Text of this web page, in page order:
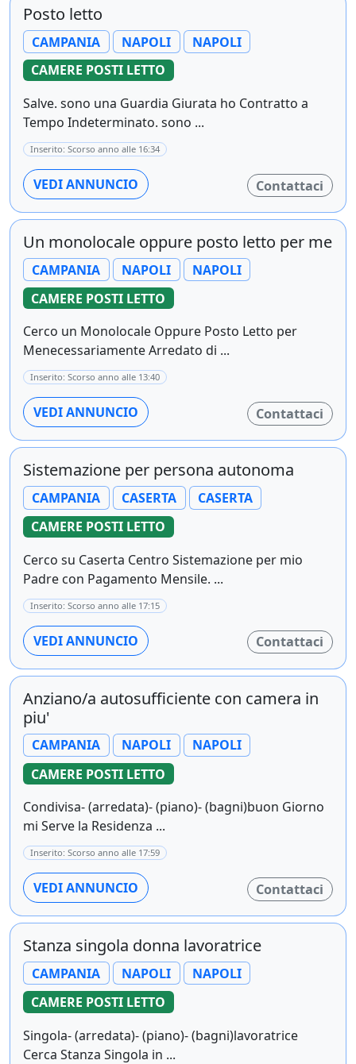
Posto letto
CAMPANIA NAPOLI
NAPOLI
CAMERE POSTI LETTO
Salve. sono una Guardia Giurata ho Contratto a
Tempo Indeterminato. sono ...
Inserito: Scorso anno alle 16:34
VEDI ANNUNCIO Contattaci
Un monolocale oppure posto letto per me
CAMPANIA NAPOLI
NAPOLI
CAMERE POSTI LETTO
Cerco un Monolocale Oppure Posto Letto per
Menecessariamente Arredato di ...
Inserito: Scorso anno alle 13:40
VEDI ANNUNCIO Contattaci
Sistemazione per persona autonoma
CAMPANIA CASERTA
CASERTA
CAMERE POSTI LETTO
Cerco su Caserta Centro Sistemazione per mio
Padre con Pagamento Mensile. ...
Inserito: Scorso anno alle 17:15
VEDI ANNUNCIO Contattaci
Anziano/a autosufficiente con camera in
piu'
CAMPANIA NAPOLI
NAPOLI
CAMERE POSTI LETTO
Condivisa- (arredata)- (piano)- (bagni)buon Giorno
mi Serve la Residenza ...
Inserito: Scorso anno alle 17:59
VEDI ANNUNCIO Contattaci
Stanza singola donna lavoratrice
CAMPANIA NAPOLI
NAPOLI
CAMERE POSTI LETTO
Singola- (arredata)- (piano)- (bagni)lavoratrice
Cerca Stanza Singola in ...